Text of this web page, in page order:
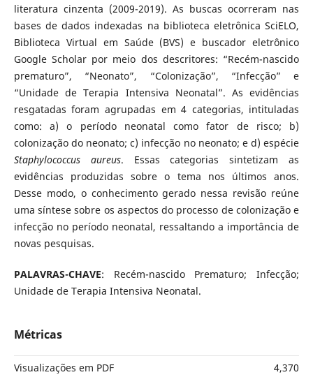
literatura cinzenta (2009-2019). As buscas ocorreram nas
bases de dados indexadas na biblioteca eletrônica SciELO,
Biblioteca Virtual em Saúde (BVS) e buscador eletrônico
Google Scholar por meio dos descritores: “Recém-nascido
prematuro”, “Neonato”, “Colonização”, “Infecção” e
“Unidade de Terapia Intensiva Neonatal”. As evidências
resgatadas foram agrupadas em 4 categorias, intituladas
como: a) o período neonatal como fator de risco; b)
colonização do neonato; c) infecção no neonato; e d) espécie
Staphylococcus aureus. Essas categorias sintetizam as
evidências produzidas sobre o tema nos últimos anos.
Desse modo, o conhecimento gerado nessa revisão reúne
uma síntese sobre os aspectos do processo de colonização e
infecção no período neonatal, ressaltando a importância de
novas pesquisas.
PALAVRAS-CHAVE: Recém-nascido Prematuro; Infecção;
Unidade de Terapia Intensiva Neonatal.
Métricas
Visualizações em PDF 4,370